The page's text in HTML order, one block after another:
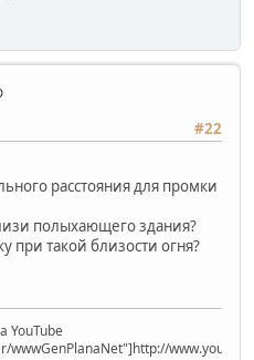
#22
расстояния для промки
полыхающего здания?
при такой близости огня?
YouTube
wwwGenPlanaNet"]http://